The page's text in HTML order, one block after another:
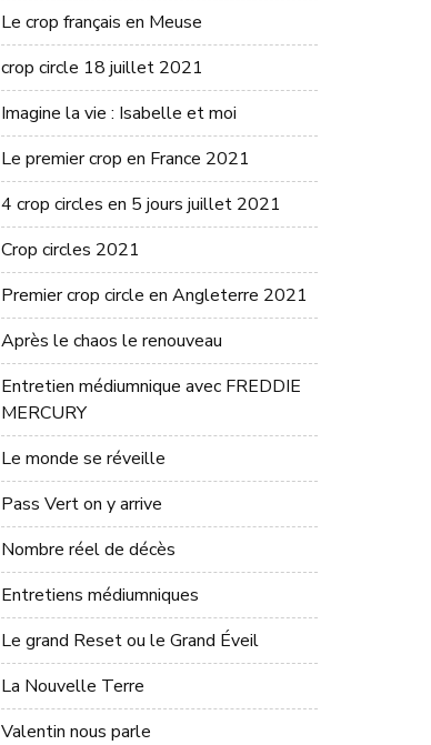
Le crop français en Meuse
crop circle 18 juillet 2021
Imagine la vie : Isabelle et moi
Le premier crop en France 2021
4 crop circles en 5 jours juillet 2021
Crop circles 2021
Premier crop circle en Angleterre 2021
Après le chaos le renouveau
Entretien médiumnique avec FREDDIE
MERCURY
Le monde se réveille
Pass Vert on y arrive
Nombre réel de décès
Entretiens médiumniques
Le grand Reset ou le Grand Éveil
La Nouvelle Terre
Valentin nous parle